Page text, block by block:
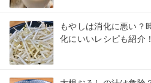
もやしは消化に悪い？
化にいいレシピも紹介！